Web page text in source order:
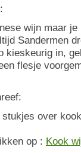
wijn maar
Sandermen
kieskeurig in,
flesje
over
op : Kook